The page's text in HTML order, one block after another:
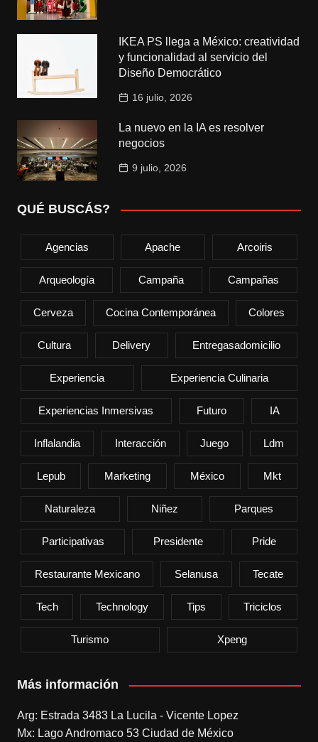
IKEA PS llega a México: creatividad
y funcionalidad al servicio del
Diseño Democrático
16 julio, 2026
La nuevo en la IA es resolver
negocios
9 julio, 2026
QUÉ BUSCÁS?
Agencias Apache Arcoiris
Arqueología Campaña Campañas
Cerveza Cocina Contemporánea Colores
Cultura Delivery Entregasadomicilio
Experiencia Experiencia Culinaria
Experiencias Inmersivas Futuro IA
Inflalandia Interacción Juego Ldm
Lepub Marketing México Mkt
Naturaleza Niñez Parques
Participativas Presidente Pride
Restaurante Mexicano Selanusa Tecate
Tech Technology Tips Triciclos
Turismo Xpeng
Más información
Arg: Estrada 3483 La Lucila - Vicente Lopez
Mx: Lago Andromaco 53 Ciudad de México